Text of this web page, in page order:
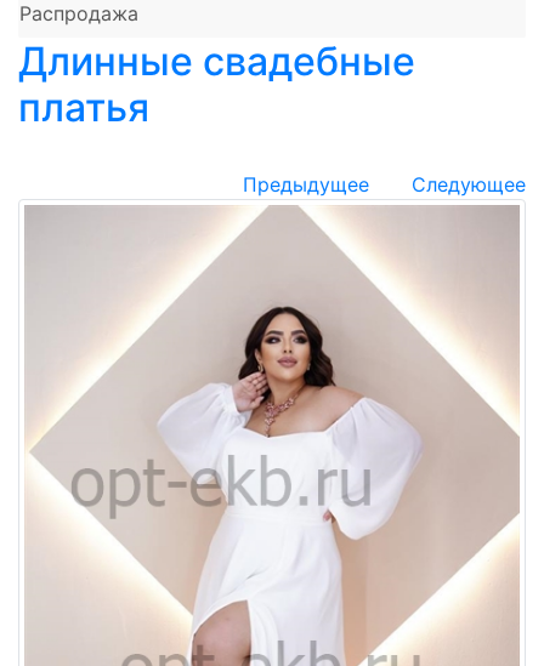
Распродажа
Длинные свадебные
платья
Предыдущее Следующее